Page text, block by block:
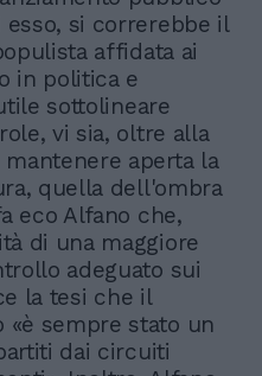
si correrebbe il
affidata ai
in politica e
sottolineare
vi sia, oltre alla
aperta la
quella dell'ombra
eco Alfano che,
di una maggiore
adeguato sui
la tesi che il
sempre stato un
dai circuiti